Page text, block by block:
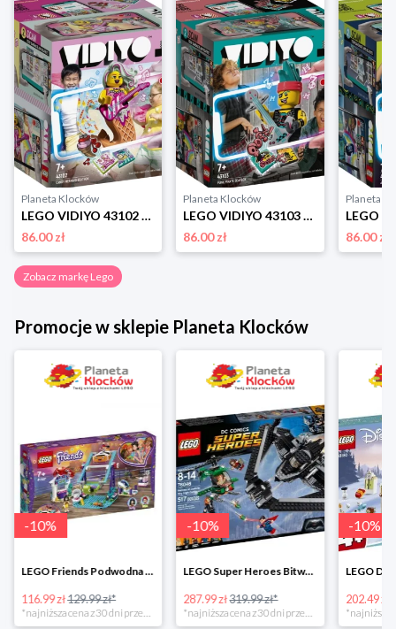
Planeta Klocków
LEGO VIDIYO 43102 Candy Mermaid BeatBox Lego
86.00 zł
Planeta Klocków
LEGO VIDIYO 43103 Punk Pirate BeatBox Lego
86.00 zł
Planeta
86.00 zł
Zobacz markę Lego
Promocje w sklepie Planeta Klocków
-10%
LEGO Friends Podwodna Frajda w super cenie
116.99 zł129.99 zł*
*najniższa cena z 30 dni przed obniżką
-10%
LEGO Super Heroes Bitwa powietrzna w super cenie
287.99 zł319.99 zł*
*najniższa cena z 30 dni przed obniżką
-10%
202.49 zł